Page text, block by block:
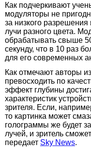
Как подчеркивают
модуляторы не
за низкого
лучи разного цвета.
обрабатывать свыше
секунду, что в 10 раз
для его современных
Как отмечают авторы
превосходить по
эффект глубины
характеристик
зрителя. Если,
то картинка может
голограммы же будет
лучей, и зритель
передает Sky News.